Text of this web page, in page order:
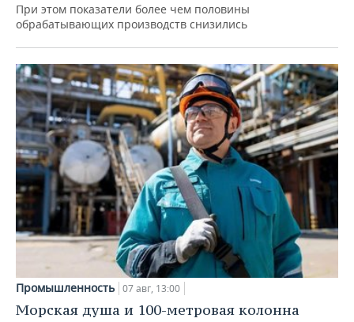
При этом показатели более чем половины
обрабатывающих производств снизились
Промышленность 07 авг, 13:00
Морская душа и 100-метровая колонна